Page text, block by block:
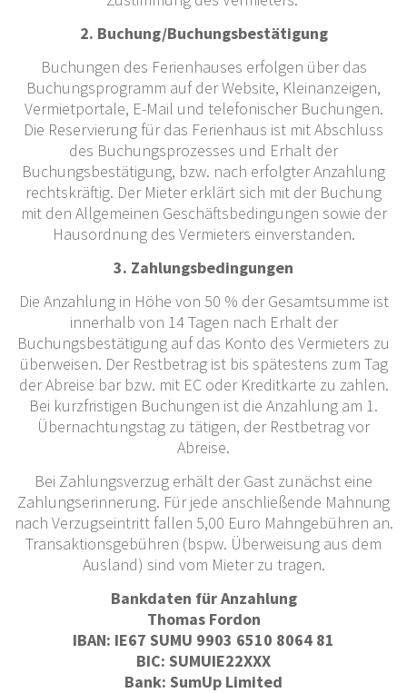
2. Buchung/Buchungsbestätigung
Buchungen des Ferienhauses erfolgen über das
Buchungsprogramm auf der Website, Kleinanzeigen,
Vermietportale, E-Mail und telefonischer Buchungen.
Die Reservierung für das Ferienhaus ist mit Abschluss
des Buchungsprozesses und Erhalt der
Buchungsbestätigung, bzw. nach erfolgter Anzahlung
rechtskräftig. Der Mieter erklärt sich mit der Buchung
mit den Allgemeinen Geschäftsbedingungen sowie der
Hausordnung des Vermieters einverstanden.
3. Zahlungsbedingungen
Die Anzahlung in Höhe von 50 % der Gesamtsumme ist
innerhalb von 14 Tagen nach Erhalt der
Buchungsbestätigung auf das Konto des Vermieters zu
überweisen. Der Restbetrag ist bis spätestens zum Tag
der Abreise bar bzw. mit EC oder Kreditkarte zu zahlen.
Bei kurzfristigen Buchungen ist die Anzahlung am 1.
Übernachtungstag zu tätigen, der Restbetrag vor
Abreise.
Bei Zahlungsverzug erhält der Gast zunächst eine
Zahlungserinnerung. Für jede anschließende Mahnung
nach Verzugseintritt fallen 5,00 Euro Mahngebühren an.
Transaktionsgebühren (bspw. Überweisung aus dem
Ausland) sind vom Mieter zu tragen.
Bankdaten für Anzahlung
Thomas Fordon
IBAN: IE67 SUMU 9903 6510 8064 81
BIC: SUMUIE22XXX
Bank: SumUp Limited